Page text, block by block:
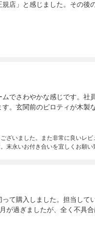
店」と感じました。その後
でさわやかな感じです。社
。玄関前のピロティが木製
ざいました。また非常に良いレ
末永いお付き合いを宜しくお願い
て購入しました。担当して
が過ぎましたが、全く不具